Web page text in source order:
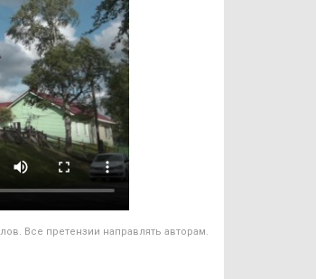
Все претензии направлять авторам.